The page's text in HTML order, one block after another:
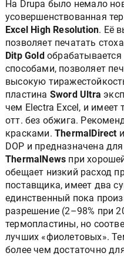
На Drupa было немало
усовершенствованная
Excel High Resolution. Её
позволяет печатать
Ditp Gold
способами, позволяет
высокую
пластина Sword Ultra
чем Electra Excel, и имеет
отт. без обжига.
красками. ThermalDirect
DOP и предназначена
ThermalNews при
обещает низкий расход
поставщика, имеет два
единственный пока
разрешение (2–98% при
термопластины, но
лучших «фиолетовых».
более чем достаточно